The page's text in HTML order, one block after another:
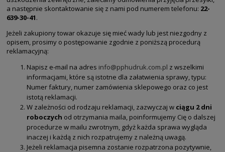
a następnie skontaktowanie się z nami pod numerem telefonu: 22-
639-30-41.
Jeżeli zakupiony towar okazuje się mieć wady lub jest niezgodny z
opisem, prosimy o postępowanie zgodnie z poniższą procedurą
reklamacyjną:
Napisz e-mail na adres info@pphudruk.com.pl z wszelkimi
informacjami, które są istotne dla załatwienia sprawy, typu:
Numer faktury, numer zamówienia sklepowego oraz co jest
istotą reklamacji.
W zależności od rodzaju reklamacji, zazwyczaj w ciągu 2 dni
roboczych od otrzymania maila, poinformujemy Cię o dalszej
procedurze w mailu zwrotnym, gdyż każda sprawa wygląda
inaczej i każdą z nich rozpatrujemy z należną uwagą.
Jeżeli reklamacja pisemna zostanie rozpatrzona pozytywnie,